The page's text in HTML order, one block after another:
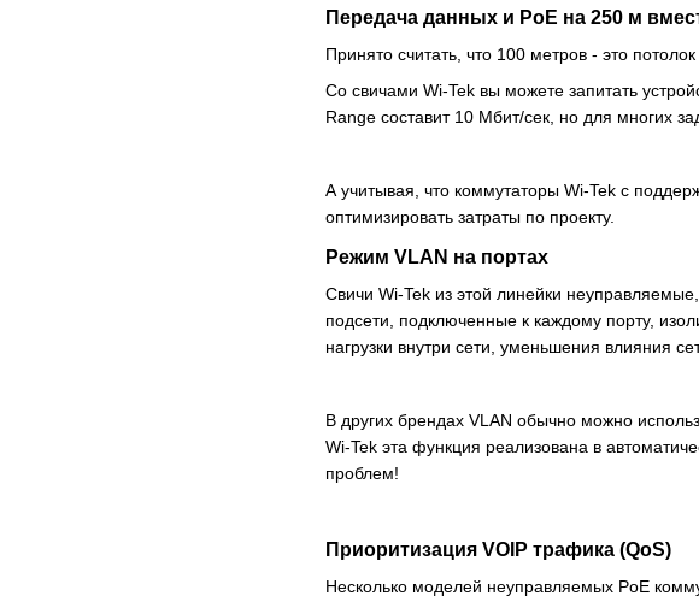
Передача данных и PoE на 250 м
Принято считать, что 100 метров - это
Со свичами Wi-Tek вы можете запитать
Range составит 10 Мбит/сек, но для многих
А учитывая, что коммутаторы Wi-Tek с
оптимизировать затраты по проекту.
Режим VLAN на портах
Свичи Wi-Tek из этой линейки
подсети, подключенные к каждому порту,
нагрузки внутри сети, уменьшения влияния
В других брендах VLAN обычно можно
Wi-Tek эта функция реализована в
проблем!
Приоритизация VOIP трафика (QoS)
Несколько моделей неуправляемых PoE